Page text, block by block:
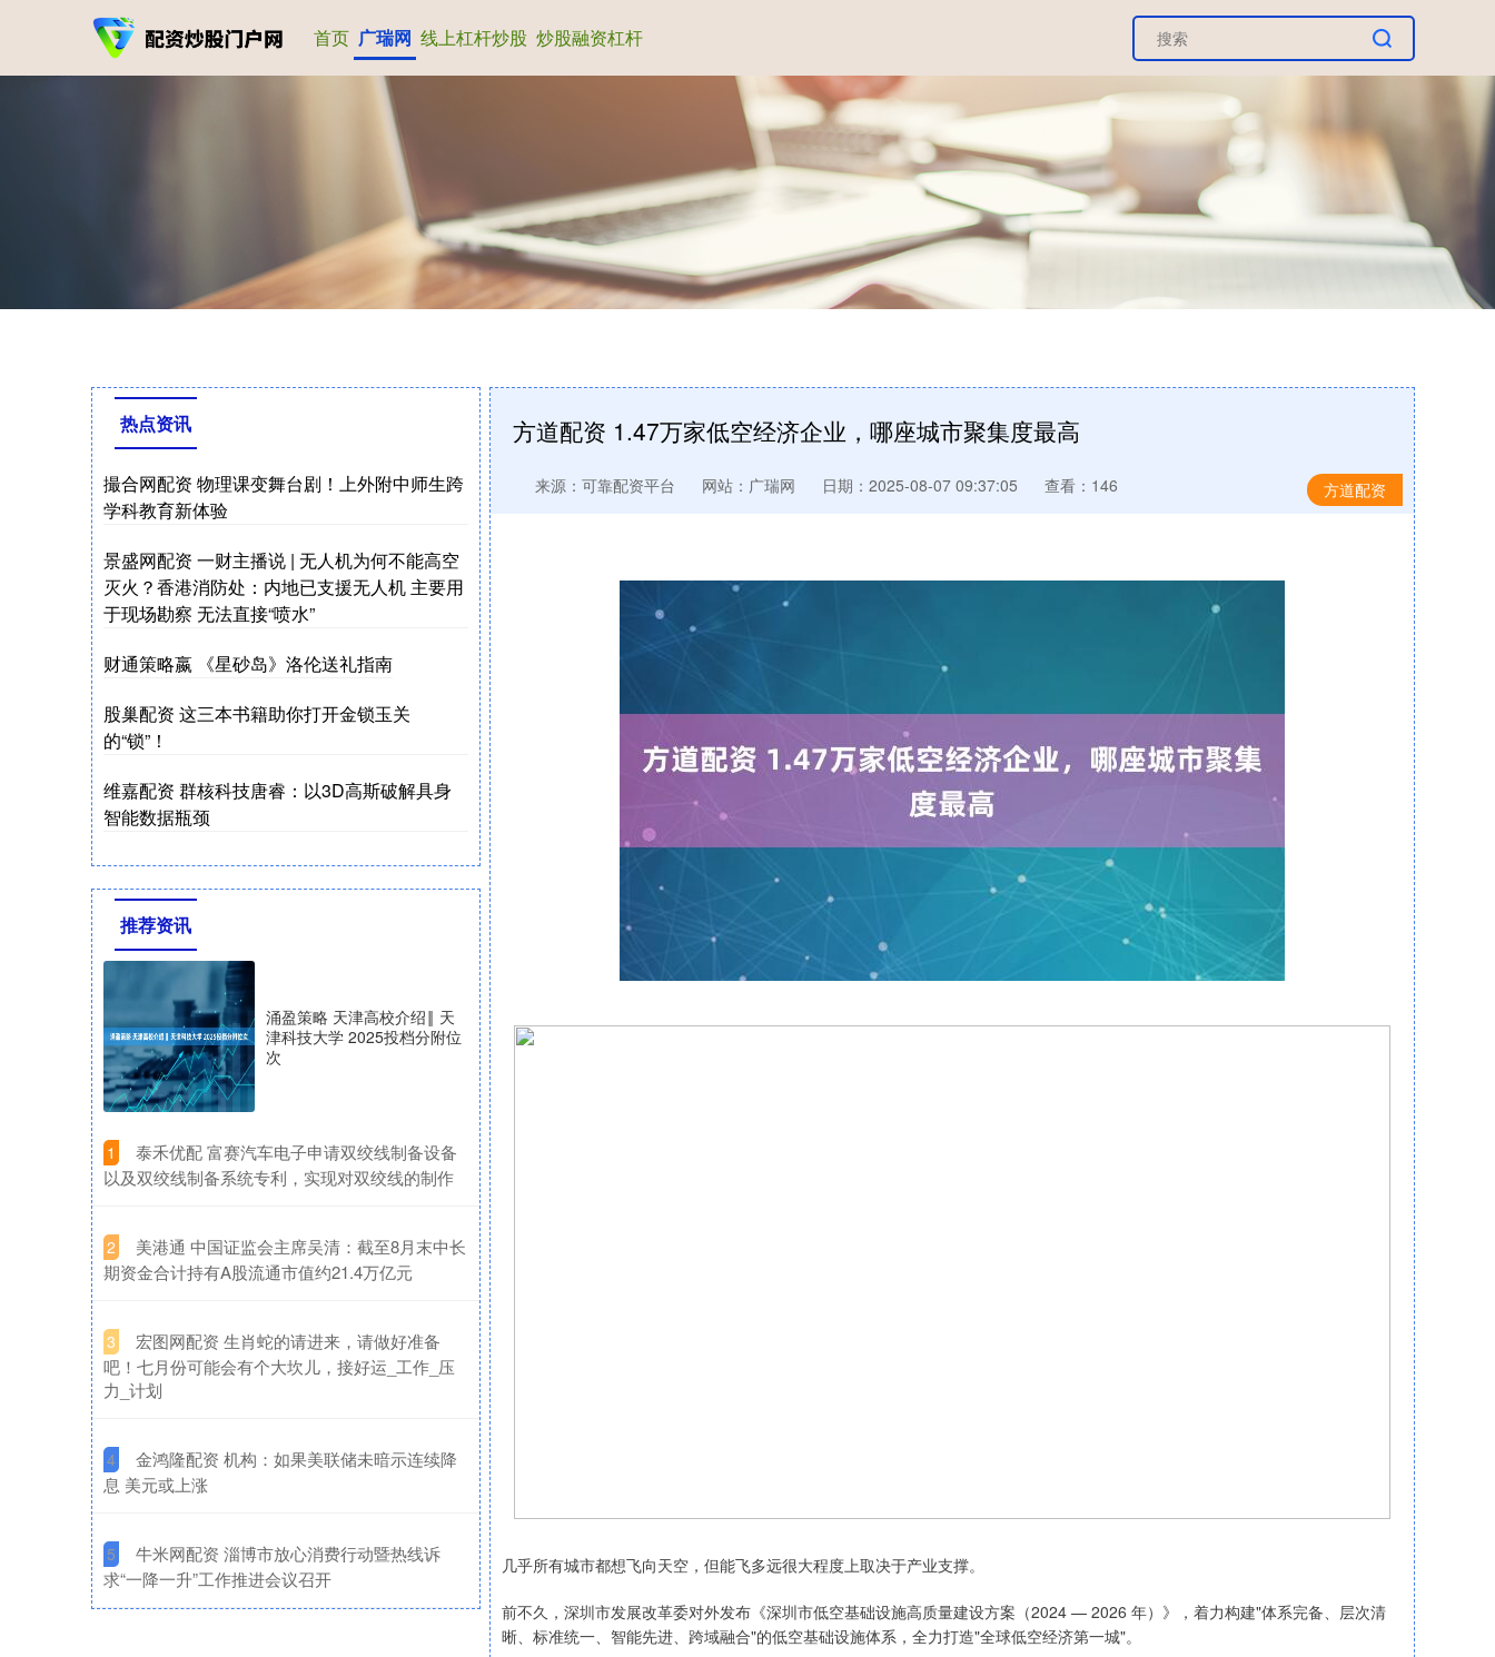
首页 广瑞网 线上杠杆炒股 炒股融资杠杆
方道配资 1.47万家低空经济企业，哪座城市聚集度最高
方道配资
来源：可靠配资平台 网站：广瑞网 日期：2025-08-07 09:37:05 查看：146
几乎所有城市都想飞向天空，但能飞多远很大程度上取决于产业支撑。
前不久，深圳市发展改革委对外发布《深圳市低空基础设施高质量建设方案（2024 — 2026 年）》，着力构建"体系完备、层次清
晰、标准统一、智能先进、跨域融合"的低空基础设施体系，全力打造"全球低空经济第一城"。
热点资讯
撮合网配资 物理课变舞台剧！上外附中师生跨
学科教育新体验
景盛网配资 一财主播说 | 无人机为何不能高空
灭火？香港消防处：内地已支援无人机 主要用
于现场勘察 无法直接“喷水”
财通策略嬴 《星砂岛》洛伦送礼指南
股巢配资 这三本书籍助你打开金锁玉关
的“锁”！
维嘉配资 群核科技唐睿：以3D高斯破解具身
智能数据瓶颈
推荐资讯
涌盈策略 天津高校介绍‖ 天
津科技大学 2025投档分附位
次
1
​泰禾优配 富赛汽车电子申请双绞线制备设备
以及双绞线制备系统专利，实现对双绞线的制作
2
​美港通 中国证监会主席吴清：截至8月末中长
期资金合计持有A股流通市值约21.4万亿元
3
​宏图网配资 生肖蛇的请进来，请做好准备
吧！七月份可能会有个大坎儿，接好运_工作_压
力_计划
4
​金鸿隆配资 机构：如果美联储未暗示连续降
息 美元或上涨
5
​牛米网配资 淄博市放心消费行动暨热线诉
求“一降一升”工作推进会议召开